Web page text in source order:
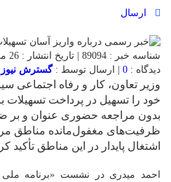
ارسال
دیدگاه : 0 | ارسال توسط :گسترش نیوز
وزیر تعاون، کار و رفاه اجتماعی
خود را تسهیل در پرداخت تسهیلات
بدون مراجعه حضوری عنوان و بر
ظرفیت‌های مغفول‌مانده مناطق
اشتغال پایدار در این مناطق تأکید
احمد میدری در نشست «برنامه